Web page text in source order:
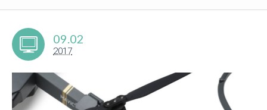
09.02
2017